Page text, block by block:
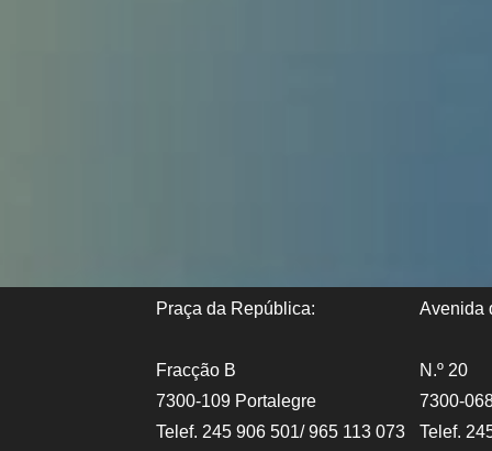
Praça da República: Avenida
Fracção B
7300-109 Portalegre
Telef. 245 906 501/ 965 113 073
N.º 20
7300-
Telef.